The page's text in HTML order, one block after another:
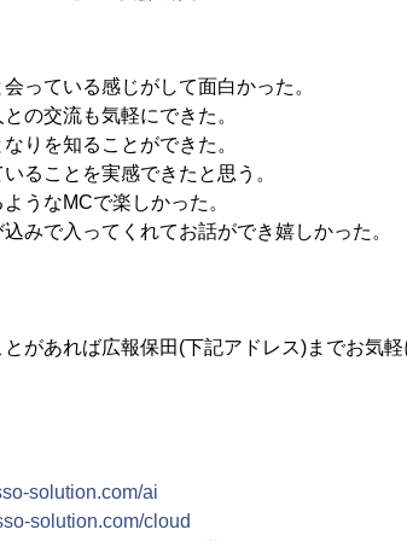
っている感じがして面白かった。
の交流も気軽にできた。
りを知ることができた。
ることを実感できたと思う。
うなMCで楽しかった。
みで入ってくれてお話ができ嬉しかった。
があれば広報保田(下記アドレス)までお気軽
solution.com/ai
solution.com/cloud